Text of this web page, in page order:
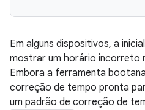
Em alguns dispositivos, a
mostrar um horário incorreto
Embora a ferramenta
correção de tempo pronta
um padrão de correção de